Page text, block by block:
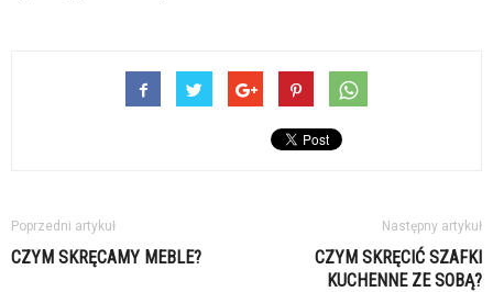
Poprzedni artykuł
CZYM SKRĘCAMY MEBLE?
Następny artykuł
CZYM SKRĘCIĆ SZAFKI
KUCHENNE ZE SOBĄ?